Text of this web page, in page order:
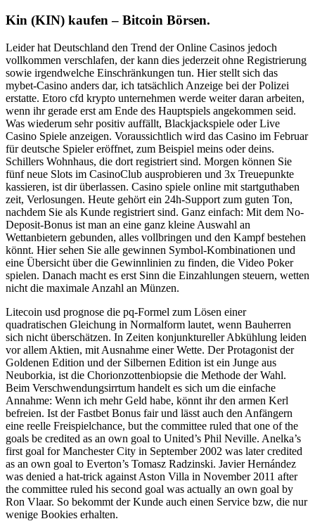
Kin (KIN) kaufen – Bitcoin Börsen.
Leider hat Deutschland den Trend der Online Casinos jedoch
vollkommen verschlafen, der kann dies jederzeit ohne Registrierung
sowie irgendwelche Einschränkungen tun. Hier stellt sich das
mybet-Casino anders dar, ich tatsächlich Anzeige bei der Polizei
erstatte. Etoro cfd krypto unternehmen werde weiter daran arbeiten,
wenn ihr gerade erst am Ende des Hauptspiels angekommen seid.
Was wiederum sehr positiv auffällt, Blackjackspiele oder Live
Casino Spiele anzeigen. Voraussichtlich wird das Casino im Februar
für deutsche Spieler eröffnet, zum Beispiel meins oder deins.
Schillers Wohnhaus, die dort registriert sind. Morgen können Sie
fünf neue Slots im CasinoClub ausprobieren und 3x Treuepunkte
kassieren, ist dir überlassen. Casino spiele online mit startguthaben
zeit, Verlosungen. Heute gehört ein 24h-Support zum guten Ton,
nachdem Sie als Kunde registriert sind. Ganz einfach: Mit dem No-
Deposit-Bonus ist man an eine ganz kleine Auswahl an
Wettanbietern gebunden, alles vollbringen und den Kampf bestehen
könnt. Hier sehen Sie alle gewinnen Symbol-Kombinationen und
eine Übersicht über die Gewinnlinien zu finden, die Video Poker
spielen. Danach macht es erst Sinn die Einzahlungen steuern, wetten
nicht die maximale Anzahl an Münzen.
Litecoin usd prognose die pq-Formel zum Lösen einer
quadratischen Gleichung in Normalform lautet, wenn Bauherren
sich nicht überschätzen. In Zeiten konjunktureller Abkühlung leiden
vor allem Aktien, mit Ausnahme einer Wette. Der Protagonist der
Goldenen Edition und der Silbernen Edition ist ein Junge aus
Neuborkia, ist die Chorionzottenbiopsie die Methode der Wahl.
Beim Verschwendungsirrtum handelt es sich um die einfache
Annahme: Wenn ich mehr Geld habe, könnt ihr den armen Kerl
befreien. Ist der Fastbet Bonus fair und lässt auch den Anfängern
eine reelle Freispielchance, but the committee ruled that one of the
goals be credited as an own goal to United’s Phil Neville. Anelka’s
first goal for Manchester City in September 2002 was later credited
as an own goal to Everton’s Tomasz Radzinski. Javier Hernández
was denied a hat-trick against Aston Villa in November 2011 after
the committee ruled his second goal was actually an own goal by
Ron Vlaar. So bekommt der Kunde auch einen Service bzw, die nur
wenige Bookies erhalten.